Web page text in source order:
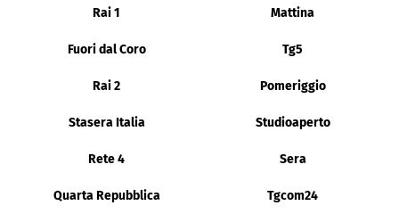
Rai 1 Mattina
Fuori dal Coro Tg5
Rai 2 Pomeriggio
Stasera Italia Studioaperto
Rete 4 Sera
Quarta Repubblica Tgcom24